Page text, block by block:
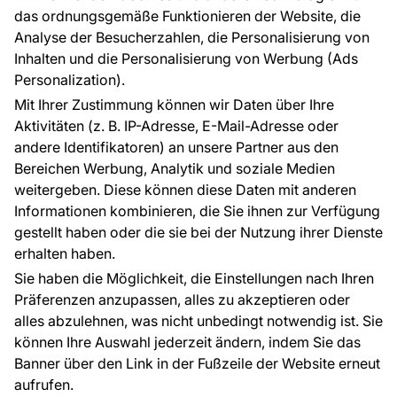
das ordnungsgemäße Funktionieren der Website, die
Analyse der Besucherzahlen, die Personalisierung von
Inhalten und die Personalisierung von Werbung (Ads
Personalization).
Mit Ihrer Zustimmung können wir Daten über Ihre
Aktivitäten (z. B. IP-Adresse, E-Mail-Adresse oder
andere Identifikatoren) an unsere Partner aus den
Bereichen Werbung, Analytik und soziale Medien
weitergeben. Diese können diese Daten mit anderen
Informationen kombinieren, die Sie ihnen zur Verfügung
gestellt haben oder die sie bei der Nutzung ihrer Dienste
erhalten haben.
Sie haben die Möglichkeit, die Einstellungen nach Ihren
Präferenzen anzupassen, alles zu akzeptieren oder
alles abzulehnen, was nicht unbedingt notwendig ist. Sie
können Ihre Auswahl jederzeit ändern, indem Sie das
Banner über den Link in der Fußzeile der Website erneut
aufrufen.
Raumvisualisierung
FÜR SIE
Blog
EU-Projekte
Ratschläge und Tipps
FAQ
ÜBER DAS UNTERNEHMEN
Kontakt
Haben Sie Fragen? Wir helfen Ihnen gerne weiter
und beraten Sie persönlich.
+49 781 95633072
service@tapeteneshop.de
Zahlungsarten: